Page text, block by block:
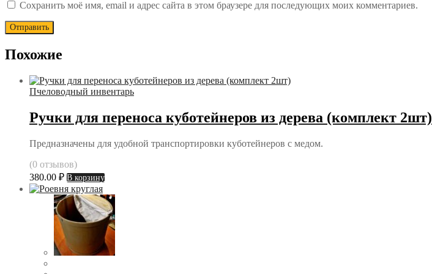
Сохранить моё имя, email и адрес сайта в этом браузере для последующих моих комментариев.
Похожие
Пчеловодный инвентарь
Ручки для переноса куботейнеров из дерева (комплект 2шт)
Предназначены для удобной транспортировки куботейнеров с медом.
(0 отзывов)
380.00 ₽ В корзину